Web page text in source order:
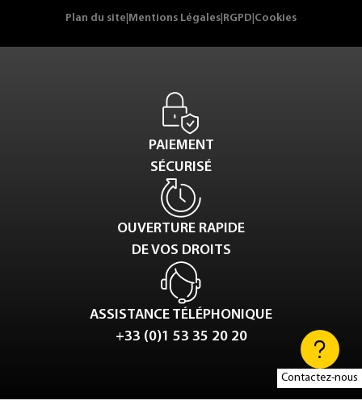
Contactez-nous
Plan du site Mentions Légales RGPD Cookies
PAIEMENT
SÉCURISÉ
OUVERTURE RAPIDE
DE VOS DROITS
ASSISTANCE TÉLÉPHONIQUE
+33 (0)1 53 35 20 20